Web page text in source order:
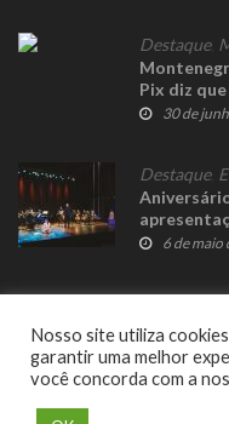
Destaque,
Pix diz
30 de
Destaque,
6 de maio
Nosso site utiliza
garantir uma melhor
você concorda com a